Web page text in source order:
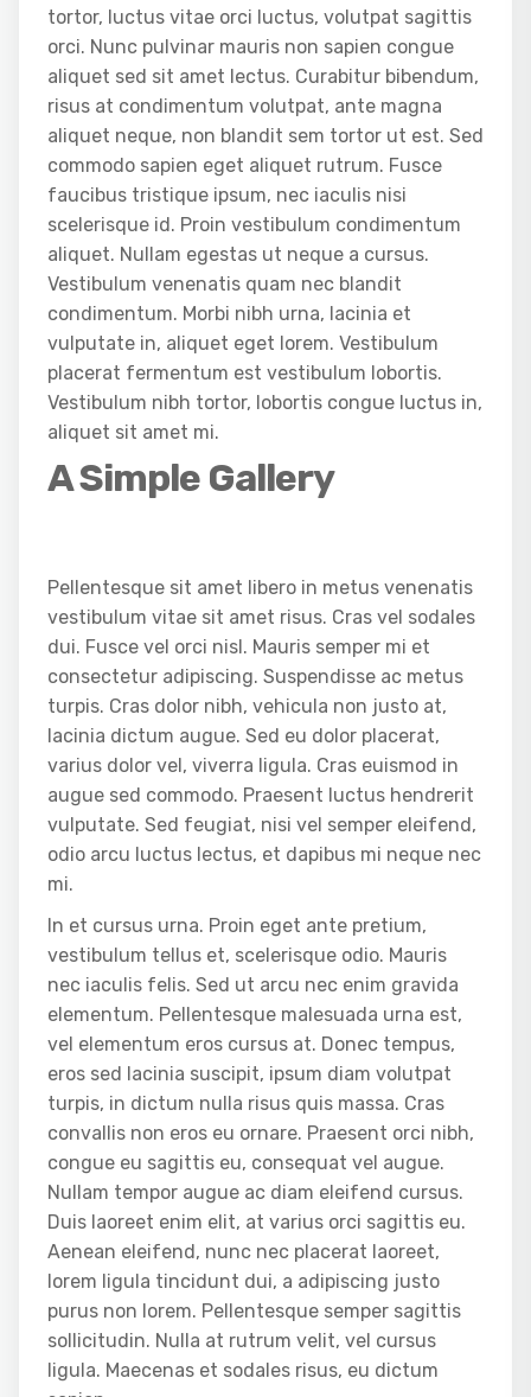
tortor, luctus vitae orci luctus, volutpat sagittis
orci. Nunc pulvinar mauris non sapien congue
aliquet sed sit amet lectus. Curabitur bibendum,
risus at condimentum volutpat, ante magna
aliquet neque, non blandit sem tortor ut est. Sed
commodo sapien eget aliquet rutrum. Fusce
faucibus tristique ipsum, nec iaculis nisi
scelerisque id. Proin vestibulum condimentum
aliquet. Nullam egestas ut neque a cursus.
Vestibulum venenatis quam nec blandit
condimentum. Morbi nibh urna, lacinia et
vulputate in, aliquet eget lorem. Vestibulum
placerat fermentum est vestibulum lobortis.
Vestibulum nibh tortor, lobortis congue luctus in,
aliquet sit amet mi.
A Simple Gallery
Pellentesque sit amet libero in metus venenatis
vestibulum vitae sit amet risus. Cras vel sodales
dui. Fusce vel orci nisl. Mauris semper mi et
consectetur adipiscing. Suspendisse ac metus
turpis. Cras dolor nibh, vehicula non justo at,
lacinia dictum augue. Sed eu dolor placerat,
varius dolor vel, viverra ligula. Cras euismod in
augue sed commodo. Praesent luctus hendrerit
vulputate. Sed feugiat, nisi vel semper eleifend,
odio arcu luctus lectus, et dapibus mi neque nec
mi.
In et cursus urna. Proin eget ante pretium,
vestibulum tellus et, scelerisque odio. Mauris
nec iaculis felis. Sed ut arcu nec enim gravida
elementum. Pellentesque malesuada urna est,
vel elementum eros cursus at. Donec tempus,
eros sed lacinia suscipit, ipsum diam volutpat
turpis, in dictum nulla risus quis massa. Cras
convallis non eros eu ornare. Praesent orci nibh,
congue eu sagittis eu, consequat vel augue.
Nullam tempor augue ac diam eleifend cursus.
Duis laoreet enim elit, at varius orci sagittis eu.
Aenean eleifend, nunc nec placerat laoreet,
lorem ligula tincidunt dui, a adipiscing justo
purus non lorem. Pellentesque semper sagittis
sollicitudin. Nulla at rutrum velit, vel cursus
ligula. Maecenas et sodales risus, eu dictum